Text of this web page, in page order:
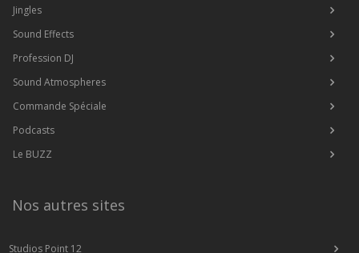
Jingles
Sound Effects
Profession DJ
Sound Atmospheres
Commande Spéciale
Podcasts
Le BUZZ
Nos autres sites
Studios Point 12